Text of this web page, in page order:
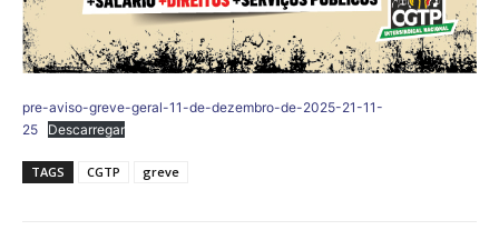
pre-aviso-greve-geral-11-de-dezembro-de-2025-21-11-
25
Descarregar
TAGS CGTP greve